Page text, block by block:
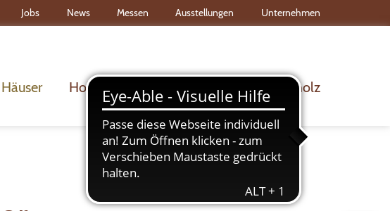
Jobs News Messen Ausstellungen Unternehmen
Holz & Bau Dach & Wand Rohholz